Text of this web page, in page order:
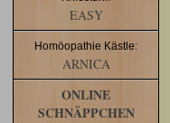
EASY
Homöopathie Kästle:
ARNICA
ONLINE
SCHNÄPPCHEN